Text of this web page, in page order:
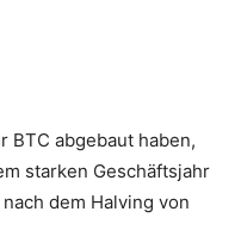
BTC abgebaut haben,
starken Geschäftsjahr
dem Halving von